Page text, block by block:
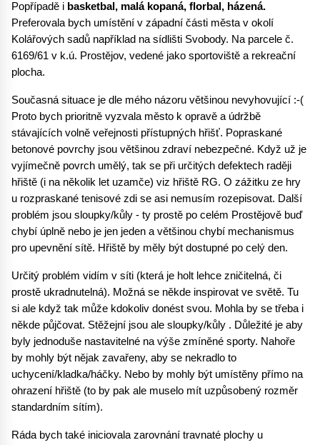
Popřípadě i basketbal, malá kopaná, florbal, házená.
Preferovala bych umístění v západní části města v okolí
Kolářových sadů například na sídlišti Svobody. Na parcele č.
6169/61 v k.ú. Prostějov, vedené jako sportoviště a rekreační
plocha.
Současná situace je dle mého názoru většinou nevyhovující :-(
Proto bych prioritně vyzvala město k opravě a údržbě
stávajících volně veřejnosti přístupných hřišť. Popraskané
betonové povrchy jsou většinou zdraví nebezpečné. Když už je
vyjímečně povrch umělý, tak se při určitých defektech raději
hřiště (i na několik let uzamče) viz hřiště RG. O zážitku ze hry
u rozpraskané tenisové zdi se asi nemusím rozepisovat. Další
problém jsou sloupky/kůly - ty prostě po celém Prostějově buď
chybí úplně nebo je jen jeden a většinou chybí mechanismus
pro upevnění sítě. Hřiště by měly být dostupné po celý den.
Určitý problém vidím v síti (která je holt lehce zničitelná, či
prostě ukradnutelná). Možná se někde inspirovat ve světě. Tu
si ale když tak může kdokoliv donést svou. Mohla by se třeba i
někde půjčovat. Stěžejní jsou ale sloupky/kůly . Důležité je aby
byly jednoduše nastavitelné na výše zmíněné sporty. Nahoře
by mohly být nějak zavařeny, aby se nekradlo to
uchycení/kladka/háčky. Nebo by mohly být umístěny přímo na
ohrazení hřiště (to by pak ale muselo mít uzpůsobený rozměr
standardním sítím).
Ráda bych také iniciovala zarovnání travnaté plochy u